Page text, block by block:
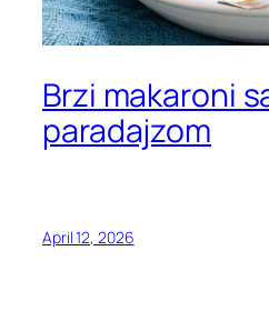
Brzi makaroni
paradajzom
April 12, 2026